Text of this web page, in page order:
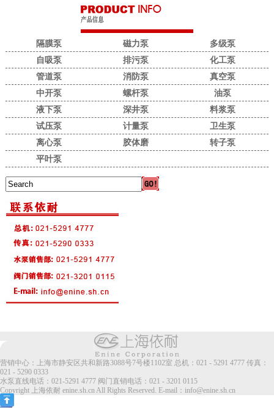
隔膜泵 磁力泵
多级泵
自吸泵
排污泵
化工泵
管道泵
消防泵
真空泵
中开泵
螺杆泵
油泵
液下泵
深井泵
料浆泵
试压泵
计量泵
卫生泵
离心泵
胶体磨
转子泵
平叶泵
营销中心：上海市静安区共和新路3088号7号楼1102室 总机：021 - 5291 4777 传真：
021 - 5290 0333
水泵直线电话：021-5291 4777 阀门直销电话：021 - 3201 0115
Copyright 上海依耐 enine.sh.cn All Rights Reserved. E-mail：info@enine.sh.cn